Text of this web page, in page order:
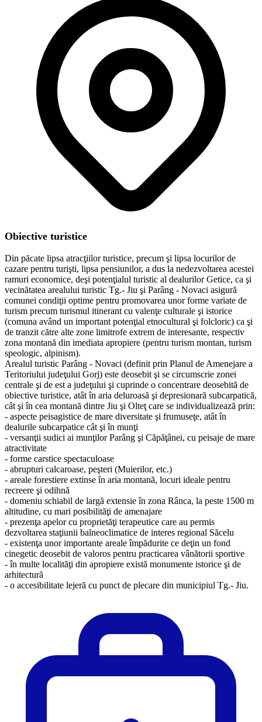
Obiective turistice
Din păcate lipsa atracţiilor turistice, precum şi lipsa locurilor de
cazare pentru turişti, lipsa pensiunilor, a dus la nedezvoltarea acestei
ramuri economice, deşi potenţialul turistic al dealurilor Getice, ca şi
vecinătatea arealului turistic Tg.- Jiu şi Parâng - Novaci asigură
comunei condiţii optime pentru promovarea unor forme variate de
turism precum turismul itinerant cu valenţe culturale şi istorice
(comuna având un important potenţial etnocultural şi folcloric) ca şi
de tranzit către alte zone limitrofe extrem de interesante, respectiv
zona montană din imediata apropiere (pentru turism montan, turism
speologic, alpinism).
Arealul turistic Parâng - Novaci (definit prin Planul de Amenejare a
Teritoriului judeţului Gorj) este deosebit şi se circumscrie zonei
centrale şi de est a judeţului şi cuprinde o concentrare deosebită de
obiective turistice, atât în aria deluroasă şi depresionară subcarpatică,
cât şi în cea montană dintre Jiu şi Olteţ care se individualizează prin:
- aspecte peisagistice de mare diversitate şi frumuseţe, atât în
dealurile subcarpatice cât şi în munţi
- versanţii sudici ai munţilor Parâng şi Căpăţânei, cu peisaje de mare
atractivitate
- forme carstice spectaculoase
- abrupturi calcaroase, peşteri (Muierilor, etc.)
- areale forestiere extinse în aria montană, locuri ideale pentru
recreere şi odihnă
- domeniu schiabil de largă extensie în zona Rânca, la peste 1500 m
altitudine, cu mari posibilităţi de amenajare
- prezenţa apelor cu proprietăţi terapeutice care au permis
dezvoltarea staţiunii balneoclimatice de interes regional Săcelu
- existenţa unor importante areale împădurite ce deţin un fond
cinegetic deosebit de valoros pentru practicarea vânătorii sportive
- în multe localităţi din apropiere există monumente istorice şi de
arhitectură
​- o accesibilitate lejeră cu punct de plecare din municipiul Tg.- Jiu.